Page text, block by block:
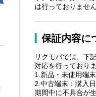
は行っておりません
保証内容に
サクモバでは、下
対応を行っておりま
1.新品・未使用端
2.中古端末：購入
期間中に不具合が